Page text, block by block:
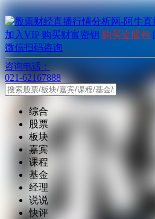
加入VIP 购买财富密钥 购买金股包
微信扫码咨询
咨询电话：
021-62167888
综合
股票
板块
嘉宾
课程
基金
经理
说说
快评